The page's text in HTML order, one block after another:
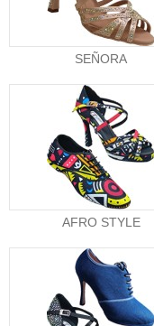
SEÑORA
AFRO STYLE